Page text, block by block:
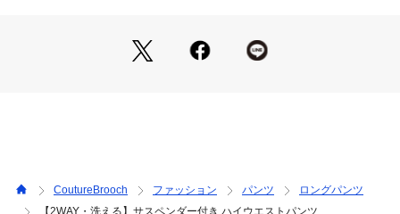
CoutureBrooch ファッション パンツ
ロングパンツ